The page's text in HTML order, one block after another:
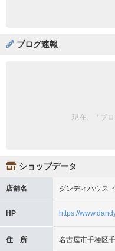
ブログ速報
現在、「ブ
ショップデータ
店舗名 ダンディハウス
HP https://
住 所 名古屋市千種区